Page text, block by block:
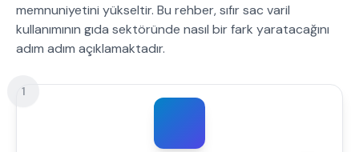
memnuniyetini yükseltir. Bu rehber, sıfır sac varil
kullanımının gıda sektöründe nasıl bir fark yaratacağını
adım adım açıklamaktadır.
1